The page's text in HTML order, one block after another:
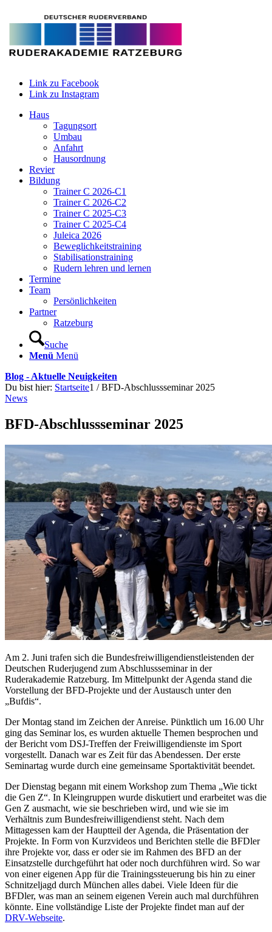
Link zu Facebook
Link zu Instagram
Haus
Tagungsort
Umbau
Anfahrt
Hausordnung
Revier
Bildung
Trainer C 2026-C1
Trainer C 2026-C2
Trainer C 2025-C3
Trainer C 2025-C4
Juleica 2026
Beweglichkeitstraining
Stabilisationstraining
Rudern lehren und lernen
Termine
Team
Persönlichkeiten
Partner
Ratzeburg
Suche
Menü Menü
Blog - Aktuelle Neuigkeiten
Du bist hier: Startseite1 / BFD-Abschlussseminar 2025
News
BFD-Abschlussseminar 2025
Am 2. Juni trafen sich die Bundesfreiwilligendienstleistenden der
Deutschen Ruderjugend zum Abschlussseminar in der
Ruderakademie Ratzeburg. Im Mittelpunkt der Agenda stand die
Vorstellung der BFD-Projekte und der Austausch unter den
„Bufdis“.
Der Montag stand im Zeichen der Anreise. Pünktlich um 16.00 Uhr
ging das Seminar los, es wurden aktuelle Themen besprochen und
der Bericht vom DSJ-Treffen der Freiwilligendienste im Sport
vorgestellt. Danach war es Zeit für das Abendessen. Der erste
Seminartag wurde durch eine gemeinsame Sportaktivität beendet.
Der Dienstag begann mit einem Workshop zum Thema „Wie tickt
die Gen Z“. In Kleingruppen wurde diskutiert und erarbeitet was die
Gen Z ausmacht, wie sie beschrieben wird, und wie sie im
Verhältnis zum Bundesfreiwilligendienst steht. Nach dem
Mittagessen kam der Hauptteil der Agenda, die Präsentation der
Projekte. In Form von Kurzvideos und Berichten stelle die BFDler
ihre Projekte vor, dass er oder sie im Rahmen des BFD an der
Einsatzstelle durchgeführt hat oder noch durchführen wird. So war
von einer eigenen App für die Trainingssteuerung bis hin zu einer
Schnitzeljagd durch München alles dabei. Viele Ideen für die
BFDler, was man an seinem eigenen Verein auch mal durchführen
könnte. Eine vollständige Liste der Projekte findet man auf der
DRV-Webseite.